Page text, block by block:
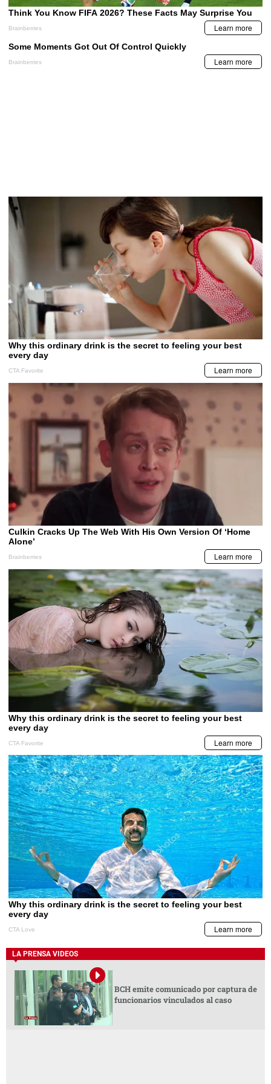
LA PRENSA VIDEOS
BCH emite comunicado por captura de
funcionarios vinculados al caso